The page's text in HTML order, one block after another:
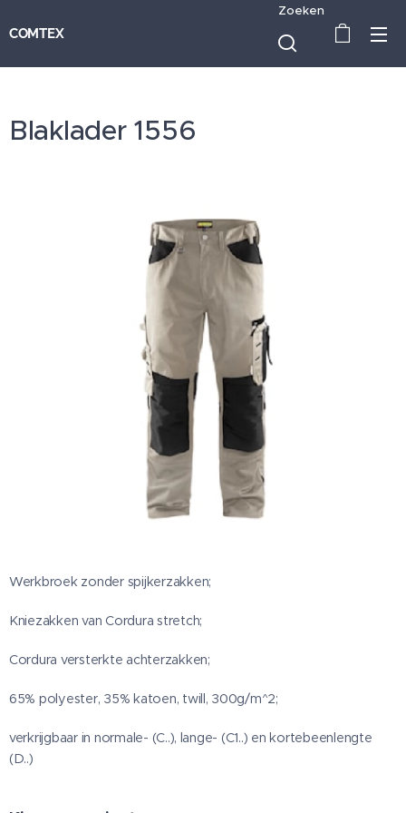
COMTEX
Zoeken
Blaklader 1556
Werkbroek zonder spijkerzakken;
Kniezakken van Cordura stretch;
Cordura versterkte achterzakken;
65% polyester, 35% katoen, twill, 300g/m^2;
verkrijgbaar in normale- (C..), lange- (C1..) en kortebeenlengte
(D..)